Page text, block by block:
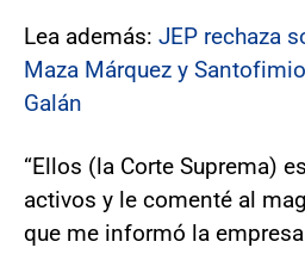
Lea además: JEP rechaza
Maza Márquez y
Galán
“Ellos (la Corte Suprema)
activos y le comenté al
que me informó la